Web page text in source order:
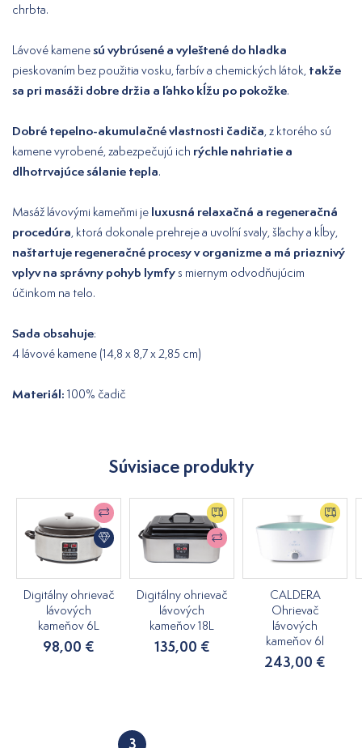
chrbta.
Lávové kamenesú vybrúsené a vyleštené do hladka
pieskovaním bez použitia vosku, farbív a chemických látok, takže
sa pri masáži dobre držia a ľahko kĺžu po pokožke.
Dobré tepelno-akumulačné vlastnosti čadiča , z ktorého sú
kamene vyrobené, zabezpečujú ich rýchle nahriatie a
dlhotrvajúce sálanie tepla.
Masáž lávovými kameňmi je luxusná relaxačná a regeneračná
procedúra , ktorá dokonale prehreje a uvoľní svaly, šľachy a kĺby,
naštartuje regeneračné procesy v organizme a má priaznivý
vplyv na správny pohyb lymfys miernym odvodňujúcim
účinkom na telo.
Sada obsahuje:
4 lávové kamene (14,8 x 8,7 x 2,85 cm)
Materiál: 100% čadič
Súvisiace produkty
Digitálny ohrievač
lávových
kameňov 6L
98,00 €
Digitálny ohrievač
lávových
kameňov 18L
135,00 €
CALDERA
Ohrievač
lávových
kameňov 6l
243,00 €
3